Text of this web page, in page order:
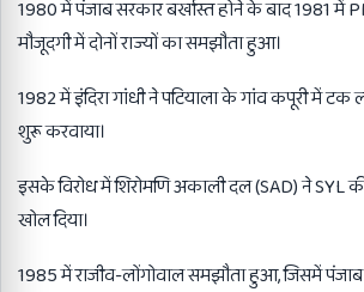
1980 में पंजाब सरकार बर्खास्त होने के बाद 1981 में
मौजूदगी में दोनों राज्यों का समझौता हुआ।
1982 में इंदिरा गांधी ने पटियाला के गांव कपूरी में टक
शुरू करवाया।
इसके विरोध में शिरोमणि अकाली दल (SAD) ने SYL
खोल दिया।
1985 में राजीव-लोंगोवाल समझौता हुआ, जिसमें पंजाब